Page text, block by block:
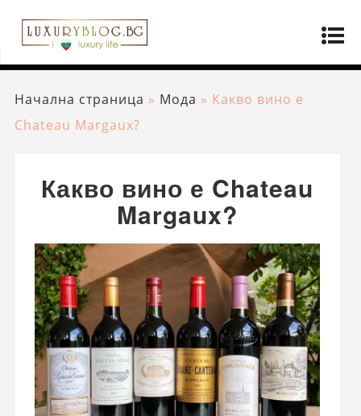
Начална страница » Мода » Какво вино е
Chateau Margaux?
Какво вино е Chateau
Margaux?